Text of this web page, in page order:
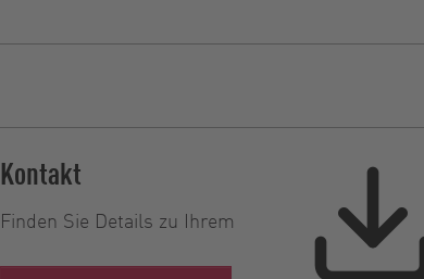
Kontakt
Finden Sie Details zu Ihrem